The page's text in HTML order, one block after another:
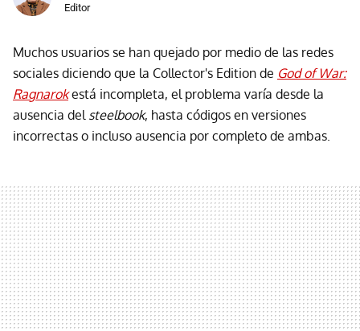
Editor
Muchos usuarios se han quejado por medio de las redes
sociales diciendo que la Collector's Edition de God of War:
Ragnarokestá incompleta, el problema varía desde la
ausencia del steelbook, hasta códigos en versiones
incorrectas o incluso ausencia por completo de ambas.